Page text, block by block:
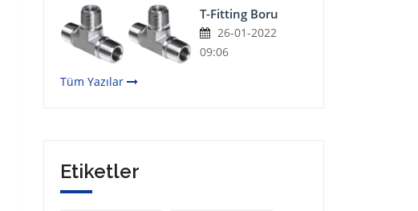
T-Fitting Boru
26-01-2022
09:06
Tüm Yazılar
Etiketler